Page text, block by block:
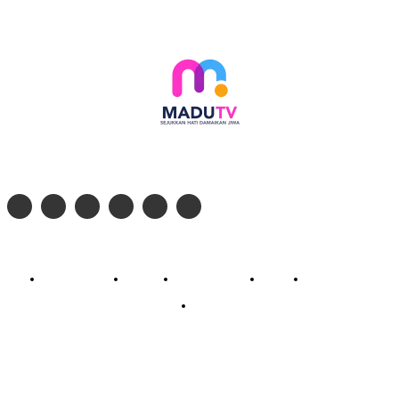
Profil Madu TV Redaksi Pedoman Siber Kontak